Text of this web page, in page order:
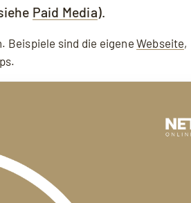
Paid Media).
Beispiele sind die eigeneWebseite,